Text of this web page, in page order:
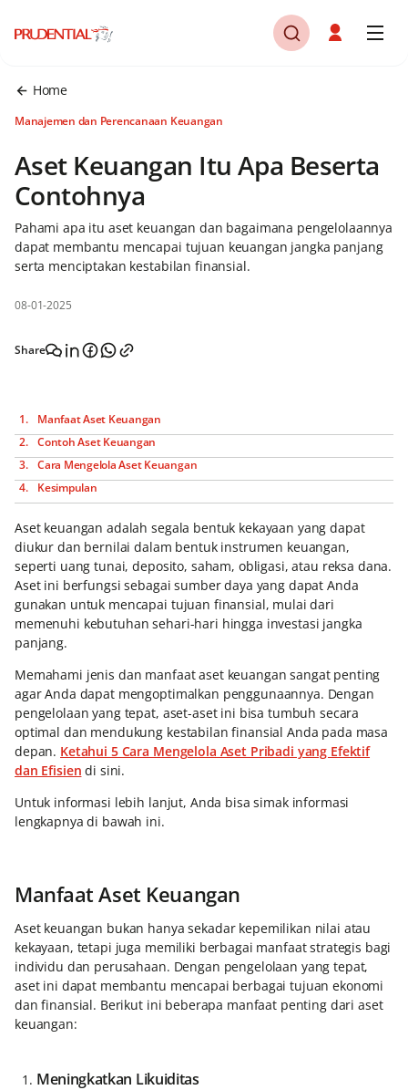
Home
Manajemen dan Perencanaan Keuangan
Aset Keuangan Itu Apa Beserta
Contohnya
Pahami apa itu aset keuangan dan bagaimana pengelolaannya
dapat membantu mencapai tujuan keuangan jangka panjang
serta menciptakan kestabilan finansial.
08-01-2025
Share
Manfaat Aset Keuangan
Contoh Aset Keuangan
Cara Mengelola Aset Keuangan
Kesimpulan
Aset keuangan adalah segala bentuk kekayaan yang dapat
diukur dan bernilai dalam bentuk instrumen keuangan,
seperti uang tunai, deposito, saham, obligasi, atau reksa dana.
Aset ini berfungsi sebagai sumber daya yang dapat Anda
gunakan untuk mencapai tujuan finansial, mulai dari
memenuhi kebutuhan sehari-hari hingga investasi jangka
panjang.
Memahami jenis dan manfaat aset keuangan sangat penting
agar Anda dapat mengoptimalkan penggunaannya. Dengan
pengelolaan yang tepat, aset-aset ini bisa tumbuh secara
optimal dan mendukung kestabilan finansial Anda pada masa
depan. Ketahui 5 Cara Mengelola Aset Pribadi yang Efektif
dan Efisien di sini.
Untuk informasi lebih lanjut, Anda bisa simak informasi
lengkapnya di bawah ini.
Manfaat Aset Keuangan
Aset keuangan bukan hanya sekadar kepemilikan nilai atau
kekayaan, tetapi juga memiliki berbagai manfaat strategis bagi
individu dan perusahaan. Dengan pengelolaan yang tepat,
aset ini dapat membantu mencapai berbagai tujuan ekonomi
dan finansial. Berikut ini beberapa manfaat penting dari aset
keuangan:
Meningkatkan Likuiditas